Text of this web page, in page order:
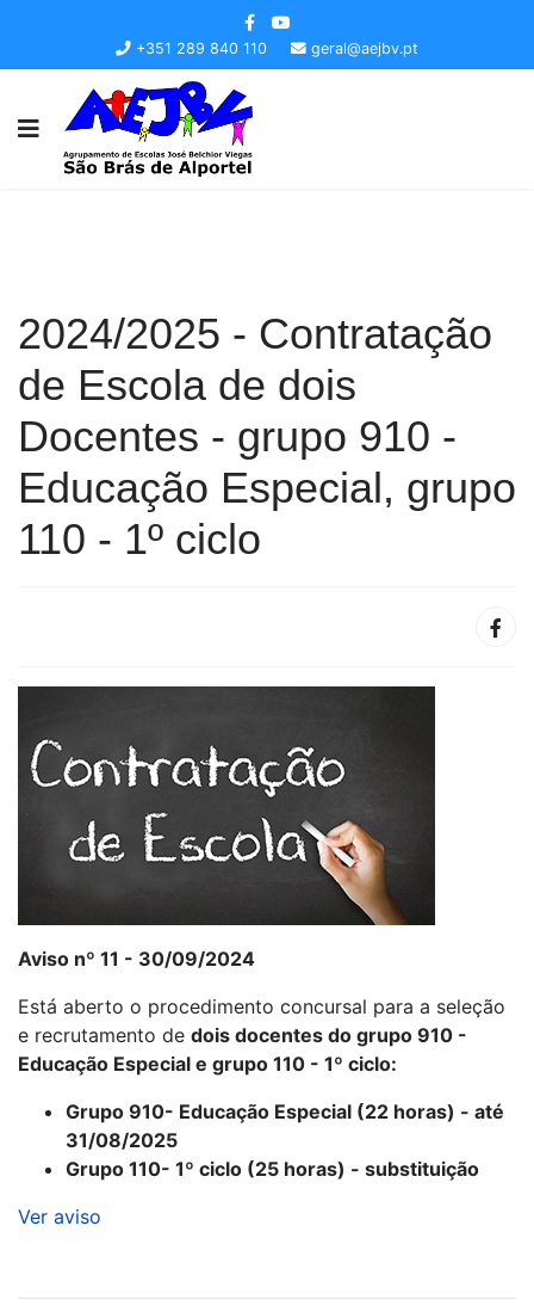
+351 289 840 110 geral@aejbv.pt
2024/2025 - Contratação
de Escola de dois
Docentes - grupo 910 -
Educação Especial, grupo
110 - 1º ciclo
Aviso nº 11 - 30/09/2024
Está aberto o procedimento concursal para a seleção
e recrutamento de dois docentes do grupo 910 -
Educação Especial e grupo 110 - 1º ciclo:
Grupo 910- Educação Especial (22 horas) - até
31/08/2025
Grupo 110- 1º ciclo (25 horas) - substituição
Ver aviso